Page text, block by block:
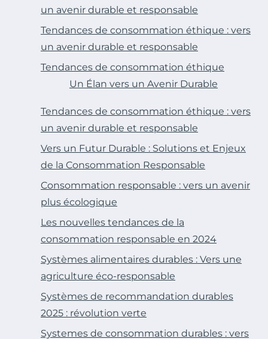
un avenir durable et responsable
Tendances de consommation éthique : vers
un avenir durable et responsable
Tendances de consommation éthique
Un Élan vers un Avenir Durable
Tendances de consommation éthique : vers
un avenir durable et responsable
Vers un Futur Durable : Solutions et Enjeux
de la Consommation Responsable
Consommation responsable : vers un avenir
plus écologique
Les nouvelles tendances de la
consommation responsable en 2024
Systèmes alimentaires durables : Vers une
agriculture éco-responsable
Systèmes de recommandation durables
2025 : révolution verte
Systemes de consommation durables : vers